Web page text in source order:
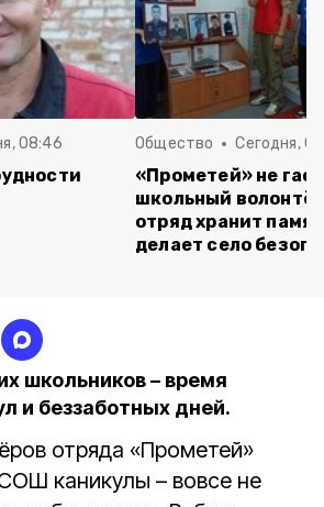
08:46 Общество Сегодня,
«Прометей» не
школьный
отряд хранит
делает село
школьников – время
и беззаботных дней.
отряда «Прометей»
каникулы – вовсе не